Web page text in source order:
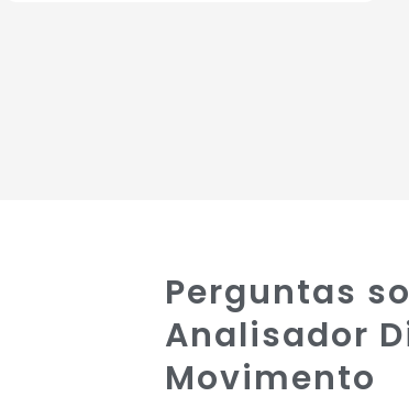
Perguntas
Analisador
Movimento